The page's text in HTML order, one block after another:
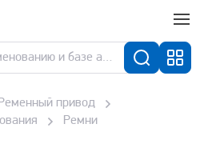
Ременный привод
Ремни